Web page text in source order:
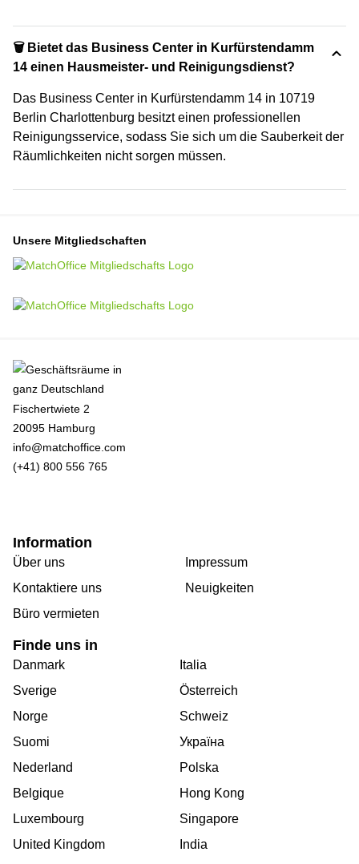
🗑 Bietet das Business Center in Kurfürstendamm
14 einen Hausmeister- und Reinigungsdienst?
Das Business Center in Kurfürstendamm 14 in 10719
Berlin Charlottenburg besitzt einen professionellen
Reinigungsservice, sodass Sie sich um die Sauberkeit der
Räumlichkeiten nicht sorgen müssen.
Unsere Mitgliedschaften
Fischertwiete 2
20095 Hamburg
info@matchoffice.com
(+41) 800 556 765
Information
Über uns
Kontaktiere uns
Büro vermieten
Impressum
Neuigkeiten
Finde uns in
Danmark
Sverige
Norge
Suomi
Nederland
Belgique
Luxembourg
United Kingdom
Italia
Österreich
Schweiz
Україна
Polska
Hong Kong
Singapore
India